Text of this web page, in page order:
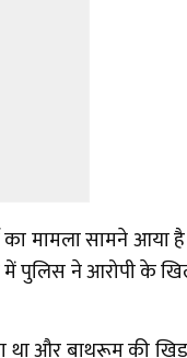
मामला सामने आया
पुलिस ने आरोपी के
था और बाथरूम की